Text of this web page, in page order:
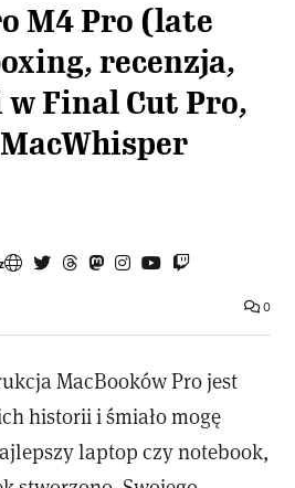
M4 Pro (late
recenzja,
Final Cut Pro,
0
MacBooków Pro jest
historii i śmiało mogę
laptop czy notebook,